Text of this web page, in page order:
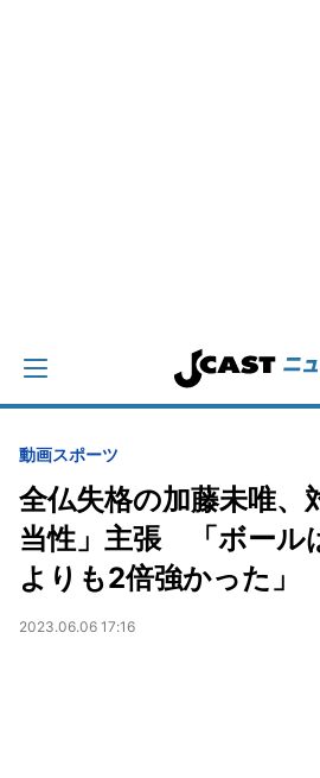
動画スポーツ
全仏失格の加藤未唯、
当性」主張 「ボール
よりも2倍強かった」
2023.06.06 17:16